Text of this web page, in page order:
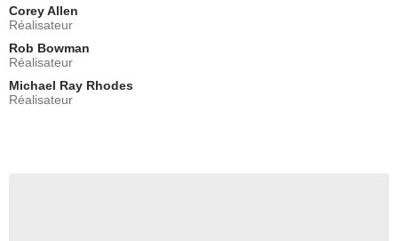
Corey Allen
Réalisateur
Rob Bowman
Réalisateur
Michael Ray Rhodes
Réalisateur